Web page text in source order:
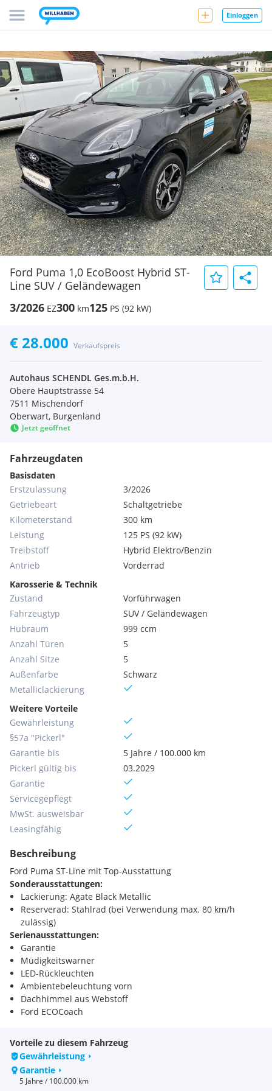
Einloggen
Ford Puma 1,0 EcoBoost Hybrid ST-
Line SUV / Geländewagen
3/2026 EZ300 km125 PS (92 kW)
€ 28.000 Verkaufspreis
Autohaus SCHENDL Ges.m.b.H.
Obere Hauptstrasse 54
7511 Mischendorf
Oberwart, Burgenland
Jetzt geöffnet
Fahrzeugdaten
Basisdaten
Erstzulassung
3/2026
Getriebeart
Schaltgetriebe
Kilometerstand
300 km
Leistung
125 PS (92 kW)
Treibstoff
Hybrid Elektro/Benzin
Antrieb
Vorderrad
Karosserie & Technik
Zustand
Vorführwagen
Fahrzeugtyp
SUV / Geländewagen
Hubraum
999 ccm
Anzahl Türen
5
Anzahl Sitze
5
Außenfarbe
Schwarz
Metallic­lackierung
Weitere Vorteile
Gewährleistung
§57a "Pickerl"
Garantie bis
5 Jahre / 100.000 km
Pickerl gültig bis
03.2029
Garantie
Servicegepflegt
MwSt. ausweisbar
Leasingfähig
Beschreibung
Ford Puma ST-Line mit Top-Ausstattung
Sonderausstattungen:
Lackierung: Agate Black Metallic
Reserverad: Stahlrad (bei Verwendung max. 80 km/h
zulässig)
Serienausstattungen:
Garantie
Müdigkeitswarner
LED-Rückleuchten
Ambientebeleuchtung vorn
Dachhimmel aus Webstoff
Ford ECOCoach
Selektiver Fahrmodus-Schalter
Variabler Kühlerlufteinlass
Dach, in Wagenfarbe lackiert
Intelligenter Geschwindigkeitsbegrenzer mit Tempolimit-
Anzeige
Vorteile zu diesem Fahrzeug
Gewährleistung
Garantie
5 Jahre / 100.000 km